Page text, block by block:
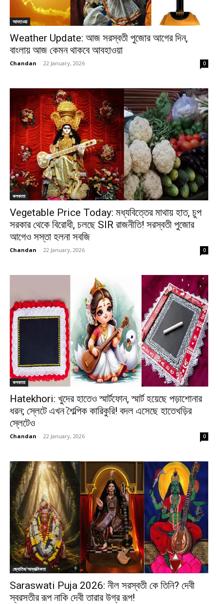
আবহাওয়া
Weather Update: আজ সরস্বতী পুজোর আগের দিন,
বাংলায় আজ কেমন থাকবে আবহাওয়া
Chandan - 22 January, 2026 0
কলকাতা
Vegetable Price Today: মধ্যবিত্তের মাথায় হাত, চুপ
সরকার থেকে বিরোধী, চলছে SIR রাজনীতি! সরস্বতী পুজোর
আগেও সস্তা হলনা সবজি
Chandan - 22 January, 2026 0
কলকাতা
Hatekhori: খুদের হাতেও স্মার্টফোন, স্মার্ট হয়েছে পড়াশোনার
ধরন; স্লেটে এখন শৈল্পিক কারিকুরি! বদল এসেছে হাতেখড়ির
স্লেটেও
Chandan - 22 January, 2026 0
জ্যোতিষ/আধ্যাত্মিকতা
Saraswati Puja 2026: নীল সরস্বতী কে তিনি? দেবী
স্বরসতীর রূপ নাকি দেবী তারার উগ্র রূপ!